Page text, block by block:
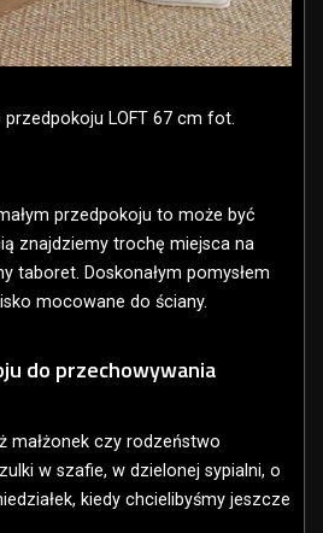
przedpokoju LOFT 67 cm fot.
przedpokoju to może być
znajdziemy trochę miejsca na
taboret. Doskonałym pomysłem
mocowane do ściany.
do przechowywania
małżonek czy rodzeństwo
w szafie, w dzielonej sypialni, o
kiedy chcielibyśmy jeszcze